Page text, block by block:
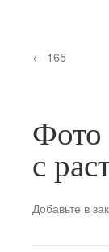
165
Фото
с
Добавьте в